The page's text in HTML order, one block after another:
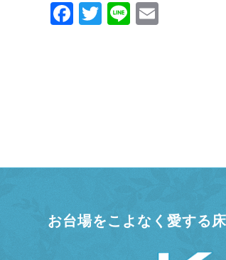
Facebook
Twitter
Line
お台場をこよなく愛する